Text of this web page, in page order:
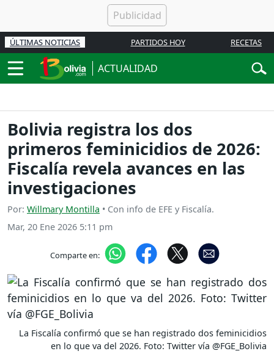
ÚLTIMAS NOTICIAS PARTIDOS HOY RECETAS
ACTUALIDAD
Bolivia registra los dos
primeros feminicidios de 2026:
Fiscalía revela avances en las
investigaciones
Por: Willmary Montilla • Con info de EFE y Fiscalía.
Mar, 20 Ene 2026 5:11 pm
Comparte en:
La Fiscalía confirmó que se han registrado dos feminicidios
en lo que va del 2026. Foto: Twitter vía @FGE_Bolivia